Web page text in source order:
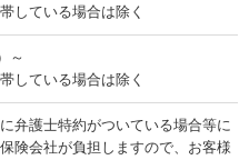
している場合は除く
～
している場合は除く
弁護士特約がついている場合等に
険会社が負担しますので、お客様